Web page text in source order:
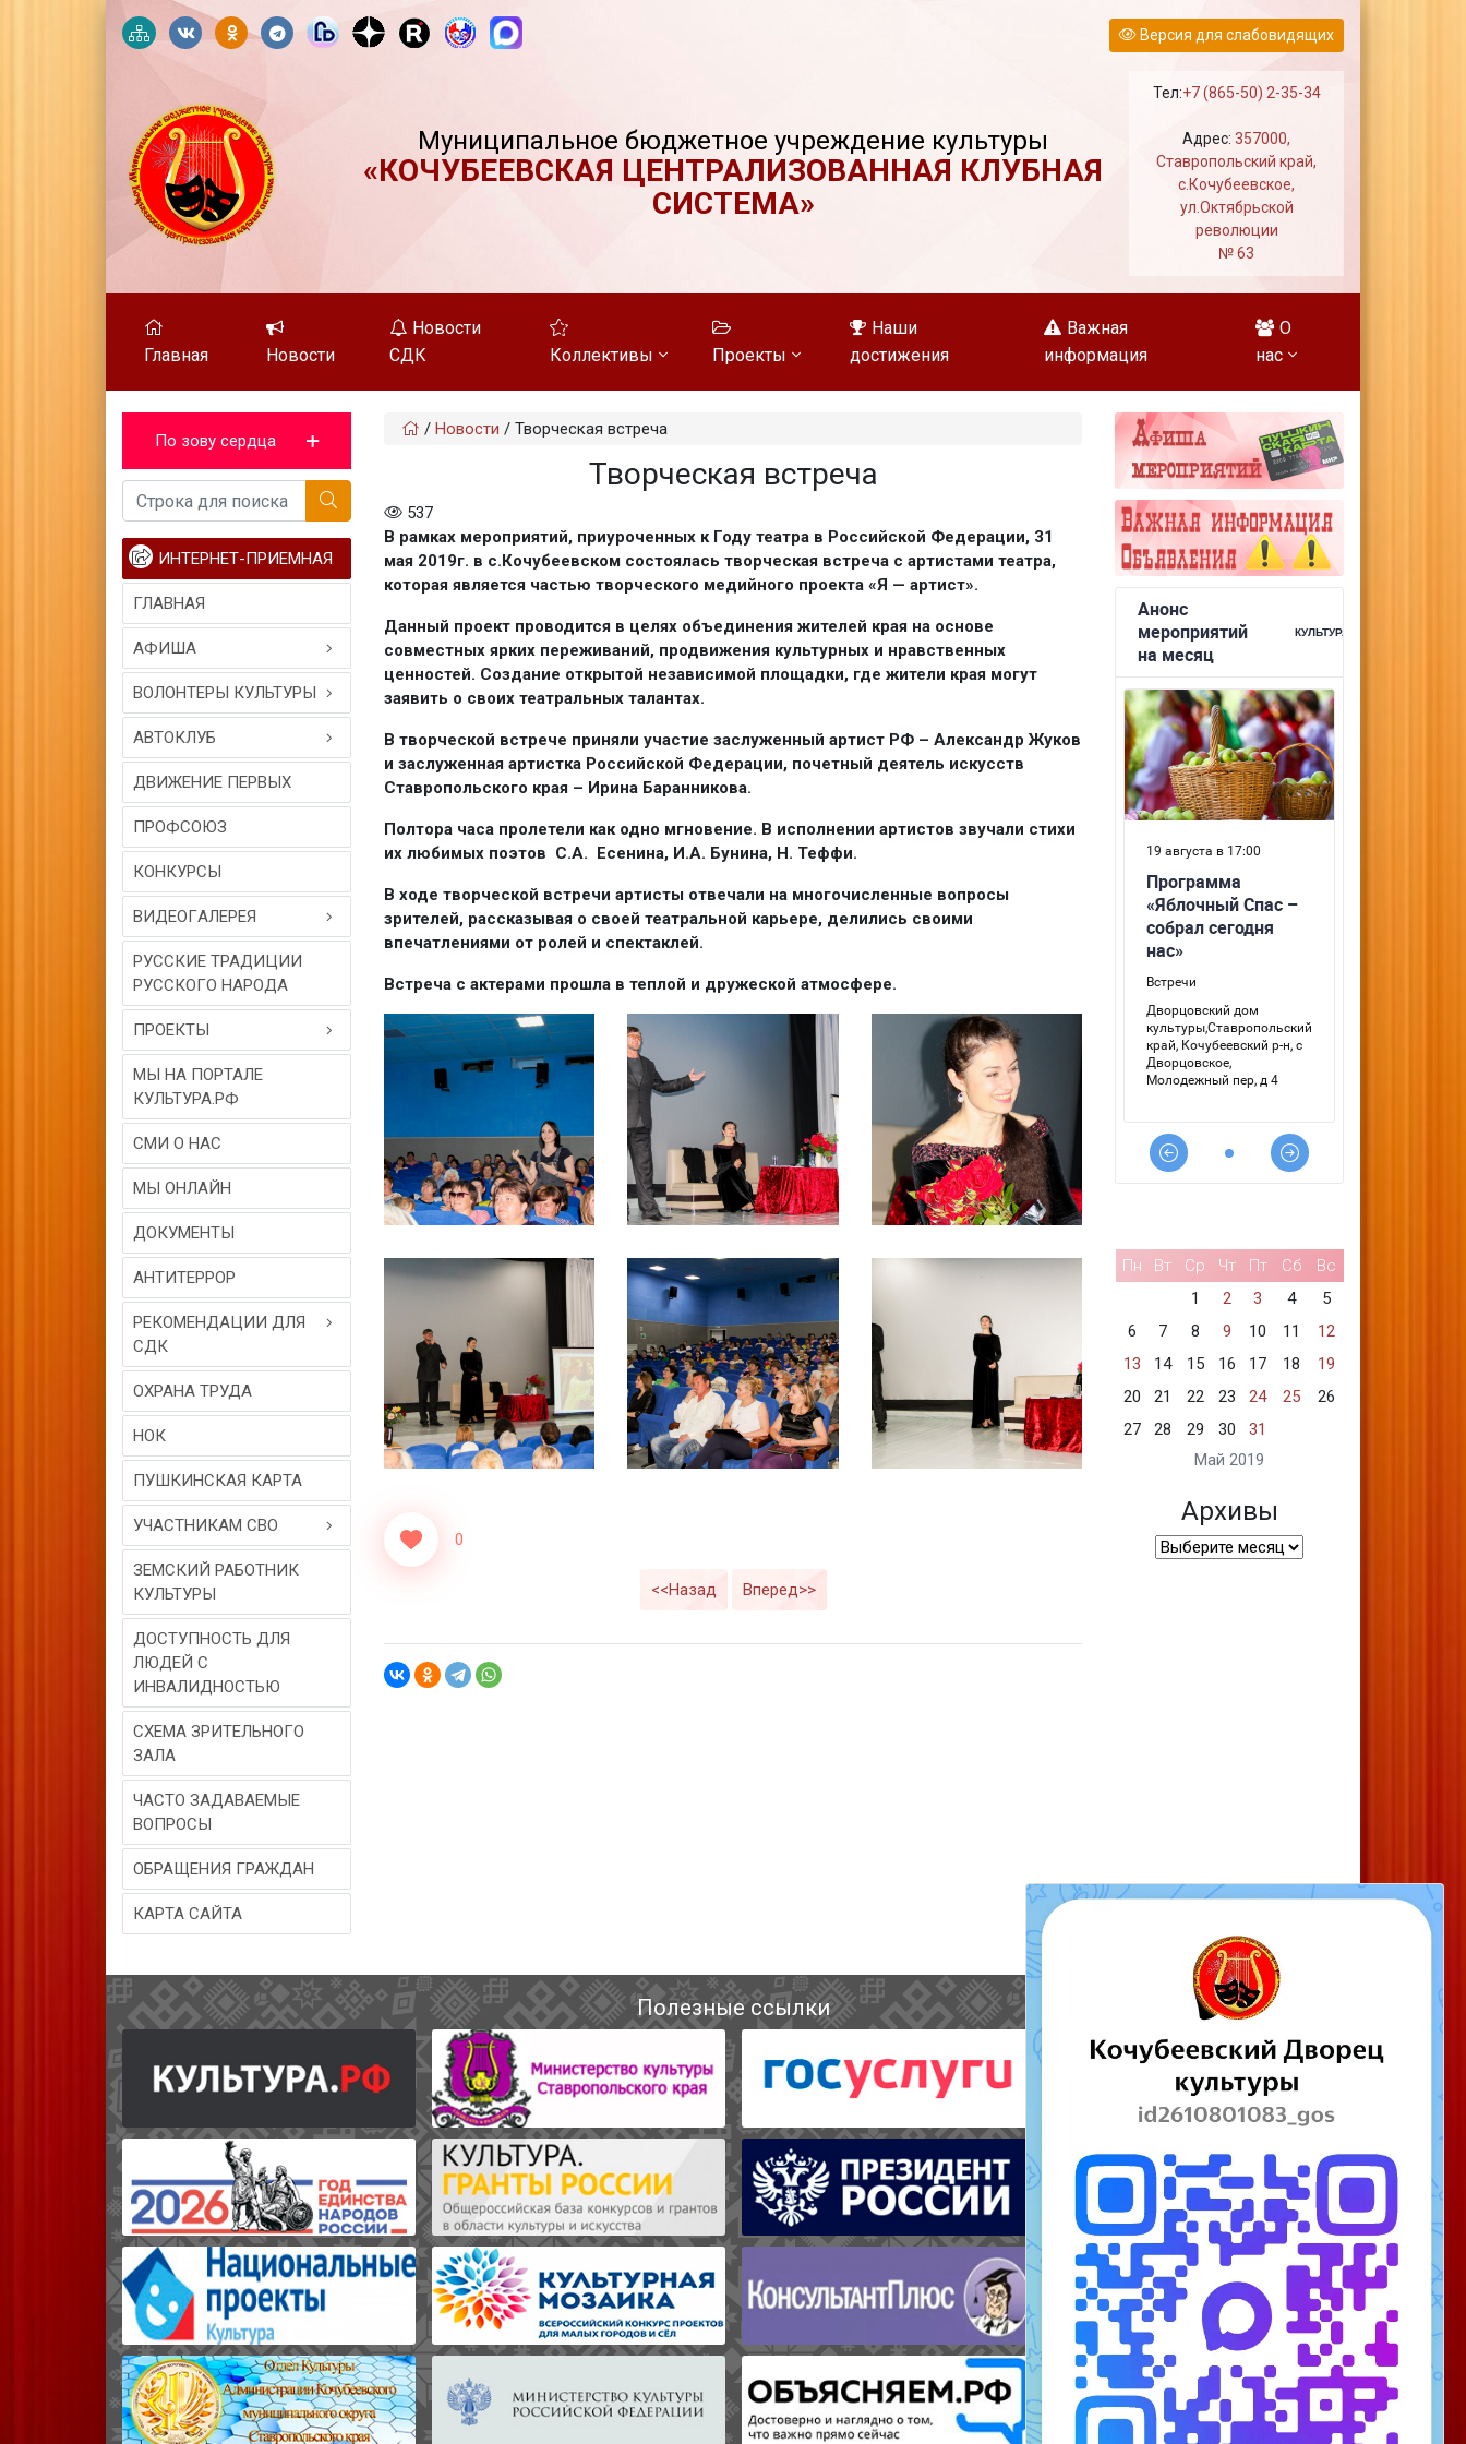
Версия для слабовидящих
Муниципальное бюджетное учреждение культуры
«КОЧУБЕЕВСКАЯ ЦЕНТРАЛИЗОВАННАЯ КЛУБНАЯ
СИСТЕМА»
Тел:+7 (865-50) 2-35-34
Адрес:357000,
Ставропольский край,
с.Кочубеевское,
ул.Октябрьской
революции
№ 63
Главная Новости
Новости
СДК
Коллективы Проекты
Наши
достижения
Важная
информация
О
нас
По зову сердца
ИНТЕРНЕТ-ПРИЕМНАЯ
ГЛАВНАЯ
АФИША
ВОЛОНТЕРЫ КУЛЬТУРЫ
АВТОКЛУБ
ДВИЖЕНИЕ ПЕРВЫХ
ПРОФСОЮЗ
КОНКУРСЫ
ВИДЕОГAЛЕРЕЯ
РУССКИЕ ТРАДИЦИИ
РУССКОГО НАРОДА
ПРОЕКТЫ
МЫ НА ПОРТАЛЕ
КУЛЬТУРА.РФ
СМИ О НАС
МЫ ОНЛАЙН
ДОКУМЕНТЫ
АНТИТЕРРОР
РЕКОМЕНДАЦИИ ДЛЯ
СДК
ОХРАНА ТРУДА
НОК
ПУШКИНСКАЯ КАРТА
УЧАСТНИКАМ СВО
ЗЕМСКИЙ РАБОТНИК
КУЛЬТУРЫ
ДОСТУПНОСТЬ ДЛЯ
ЛЮДЕЙ С
ИНВАЛИДНОСТЬЮ
СХЕМА ЗРИТЕЛЬНОГО
ЗАЛА
ЧАСТО ЗАДАВАЕМЫЕ
ВОПРОСЫ
ОБРАЩЕНИЯ ГРАЖДАН
КАРТА САЙТА
/ Новости / Творческая встреча
Творческая встреча
537
В рамках мероприятий, приуроченных к Году театра в Российской Федерации, 31
мая 2019г. в с.Кочубеевском состоялась творческая встреча с артистами театра,
которая является частью творческого медийного проекта «Я — артист».
Данный проект проводится в целях объединения жителей края на основе
совместных ярких переживаний, продвижения культурных и нравственных
ценностей. Создание открытой независимой площадки, где жители края могут
заявить о своих театральных талантах.
В творческой встрече приняли участие заслуженный артист РФ – Александр Жуков
и заслуженная артистка Российской Федерации, почетный деятель искусств
Ставропольского края – Ирина Баранникова.
Полтора часа пролетели как одно мгновение. В исполнении артистов звучали стихи
их любимых поэтов С.А. Есенина, И.А. Бунина, Н. Теффи.
В ходе творческой встречи артисты отвечали на многочисленные вопросы
зрителей, рассказывая о своей театральной карьере, делились своими
впечатлениями от ролей и спектаклей.
Встреча с актерами прошла в теплой и дружеской атмосфере.
0
<<Назад Вперед>>
Май 2019
Пн Вт Ср Чт Пт Сб
Вс
1
2 3 4
5
6
7 8 9 10 11
12
13
14 15 16 17 18
19
20
21 22 23 24 25
26
27
28 29 30 31
Архивы
Архивы
Полезные ссылки